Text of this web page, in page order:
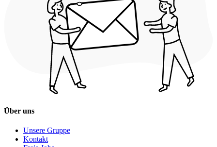
Über uns
Unsere Gruppe
Kontakt